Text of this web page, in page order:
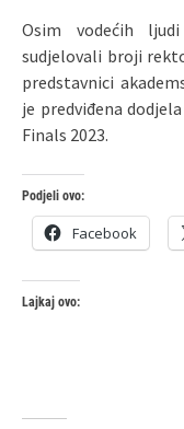
Osim vodećih
sudjelovali broji
predstavnici
je predviđena
Finals 2023.
Podjeli ovo:
Facebook
Lajkaj ovo: